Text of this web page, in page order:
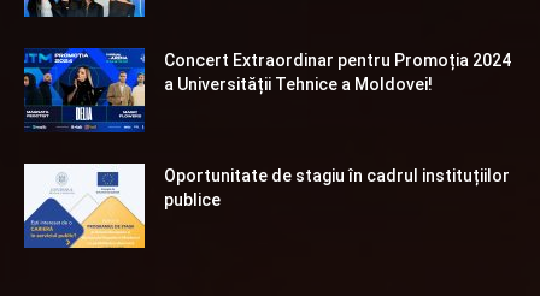
Concert Extraordinar pentru Promoția 2024
a Universității Tehnice a Moldovei!
Oportunitate de stagiu în cadrul instituțiilor
publice